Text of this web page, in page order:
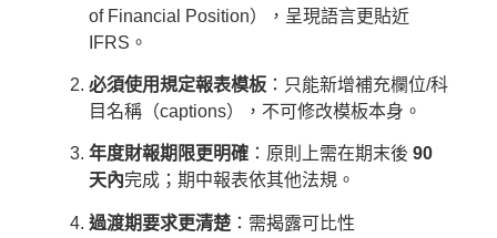
of Financial Position），呈現語言更貼近
IFRS。
必須使用規定報表模板 ：只能新增補充欄位/科
目名稱（captions），不可修改模板本身。
年度財報期限更明確 ：原則上需在期末後 90
天內完成；期中報表依其他法規。
過渡期要求更清楚 ：需揭露可比性